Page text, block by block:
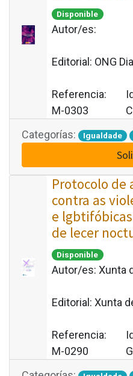
Disponible
Autor/es:
Editorial: ONG
Referencia:
M-0303
Categorías:
Igualdade
Protocolo de
contra as
e
de lecer
Disponible
Autor/es:Xunta
Editorial:Xunta
Referencia:
M-0290